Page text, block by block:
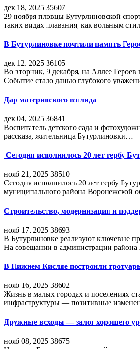
дек 18, 2025 35607
29 ноября пловцы Бутурлиновской
таких видах плавания, как вольным
В Бутурлиновке почтили память
дек 12, 2025 36105
Во вторник, 9 декабря, на Аллее
Событие стало данью глубокого
Дар материнского взгляда
дек 04, 2025 36841
Воспитатель детского сада и
рассказа, жительница Бутурлиновки…
Сегодня исполнилось 20 лет гербу
нояб 21, 2025 38510
Сегодня исполнилось 20 лет гербу
муниципального района Воронежской
Строительство, модернизация и
нояб 17, 2025 38693
В Бутурлиновке реализуют ключевые
На совещании в администрации
В Нижнем Кисляе построили
нояб 16, 2025 38602
Жизнь в малых городах и поселениях
инфраструктуры — позитивные
Дружные всходы — залог хорошего
нояб 08, 2025 38675